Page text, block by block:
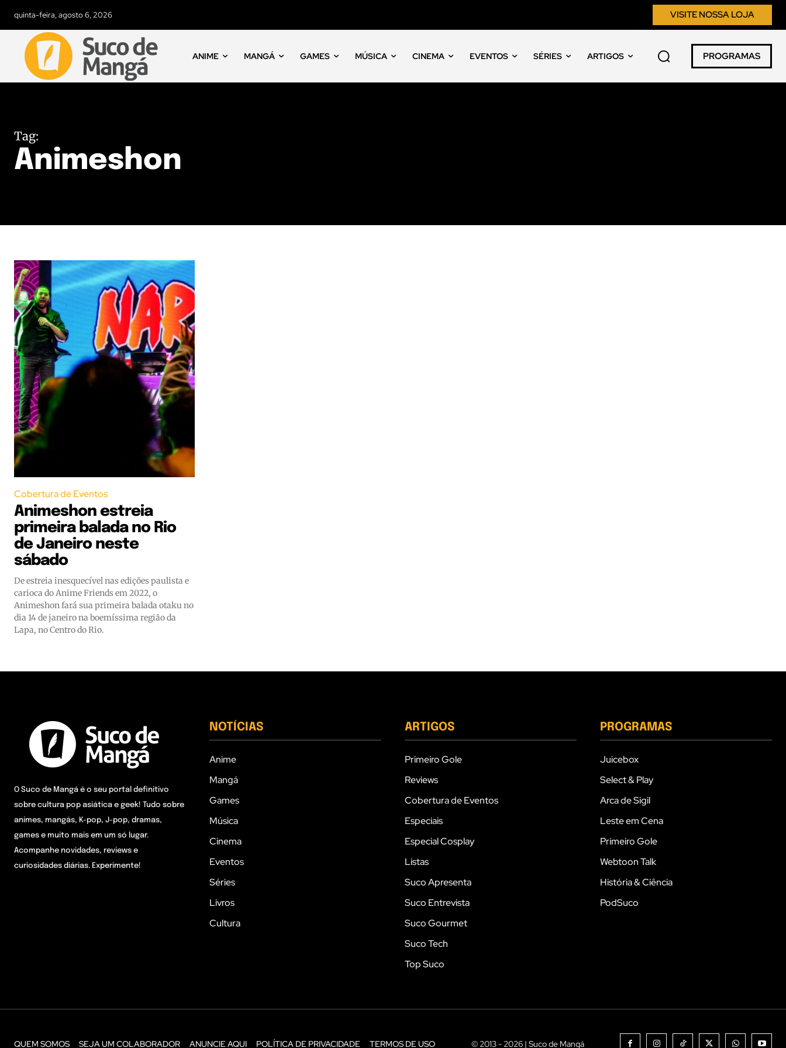
quinta-feira, agosto 6, 2026 VISITE NOSSA LOJA
ANIME MANGÁ GAMES MÚSICA CINEMA EVENTOS SÉRIES ARTIGOS PROGRAMAS
Tag:
Animeshon
Cobertura de Eventos
Animeshon estreia
primeira balada no Rio
de Janeiro neste
sábado
De estreia inesquecível nas edições paulista e
carioca do Anime Friends em 2022, o
Animeshon fará sua primeira balada otaku no
dia 14 de janeiro na boemíssima região da
Lapa, no Centro do Rio.
O Suco de Mangá é o seu portal definitivo
sobre cultura pop asiática e geek! Tudo sobre
animes, mangás, K-pop, J-pop, dramas,
games e muito mais em um só lugar.
Acompanhe novidades, reviews e
curiosidades diárias. Experimente!
NOTÍCIAS
Anime
Mangá
Games
Música
Cinema
Eventos
Séries
Livros
Cultura
ARTIGOS
Primeiro Gole
Reviews
Cobertura de Eventos
Especiais
Especial Cosplay
Listas
Suco Apresenta
Suco Entrevista
Suco Gourmet
Suco Tech
Top Suco
PROGRAMAS
Juicebox
Select & Play
Arca de Sigil
Leste em Cena
Primeiro Gole
Webtoon Talk
História & Ciência
PodSuco
QUEM SOMOS SEJA UM COLABORADOR ANUNCIE AQUI POLÍTICA DE PRIVACIDADE TERMOS DE USO © 2013 - 2026 | Suco de Mangá